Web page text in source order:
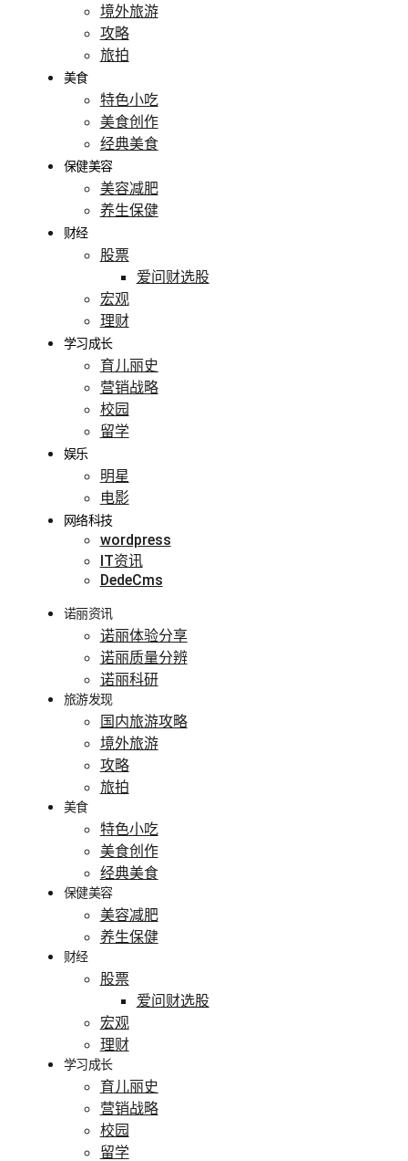
境外旅游
攻略
旅拍
美食
特色小吃
美食创作
经典美食
保健美容
美容减肥
养生保健
财经
股票
爱问财选股
宏观
理财
学习成长
育儿丽史
营销战略
校园
留学
娱乐
明星
电影
网络科技
wordpress
IT资讯
DedeCms
诺丽资讯
诺丽体验分享
诺丽质量分辨
诺丽科研
旅游发现
国内旅游攻略
境外旅游
攻略
旅拍
美食
特色小吃
美食创作
经典美食
保健美容
美容减肥
养生保健
财经
股票
爱问财选股
宏观
理财
学习成长
育儿丽史
营销战略
校园
留学